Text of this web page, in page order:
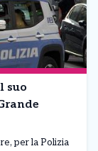
suo
per la Polizia